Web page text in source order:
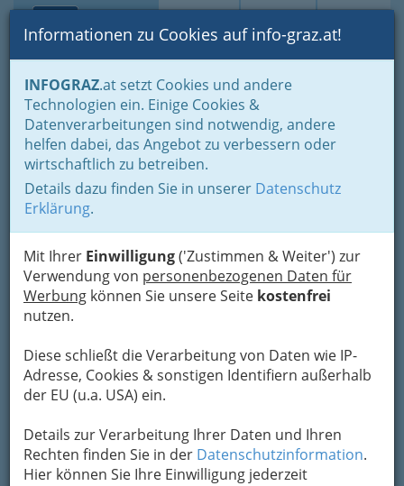
Suche Login Toggle
Informationen zu Cookies auf info-graz.at!
INFOGRAZ.at setzt Cookies und andere
Technologien ein. Einige Cookies &
Datenverarbeitungen sind notwendig, andere
helfen dabei, das Angebot zu verbessern oder
wirtschaftlich zu betreiben.
Details dazu finden Sie in unserer Datenschutz
Erklärung.
Mit Ihrer Einwilligung('Zustimmen & Weiter') zur
Verwendung von personenbezogenen Daten für
Werbung können Sie unsere Seite kostenfrei
nutzen.
Diese schließt die Verarbeitung von Daten wie IP-
Adresse, Cookies & sonstigen Identifiern außerhalb
der EU (u.a. USA) ein.
Details zur Verarbeitung Ihrer Daten und Ihren
Rechten finden Sie in der Datenschutzinformation.
Hier können Sie Ihre Einwilligung jederzeit
Home Fotos
Nach Locations gruppiert
Verein „Die Brücke“ - gemeinnützig und kulturell engagiert
Bilder, Fotos vom perfekten
Veranstaltungsort in Graz –
‚Die Brücke‘ – Eventfotos
von Feiern und Kultur
Die Brücke: ein sozio-kultureller
Erfolg - dort machen wir gerne
Fotos, fühlen uns ein wenig zu
Hause